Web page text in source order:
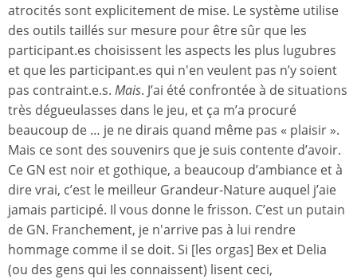
atrocités sont explicitement de mise. Le système utilise
des outils taillés sur mesure pour être sûr que les
participant.es choisissent les aspects les plus lugubres
et que les participant.es qui n'en veulent pas n’y soient
pas contraint.e.s. Mais. J’ai été confrontée à de situations
très dégueulasses dans le jeu, et ça m’a procuré
beaucoup de … je ne dirais quand même pas « plaisir ».
Mais ce sont des souvenirs que je suis contente d’avoir.
Ce GN est noir et gothique, a beaucoup d’ambiance et à
dire vrai, c’est le meilleur Grandeur-Nature auquel j’aie
jamais participé. Il vous donne le frisson. C’est un putain
de GN. Franchement, je n'arrive pas à lui rendre
hommage comme il se doit. Si [les orgas] Bex et Delia
(ou des gens qui les connaissent) lisent ceci,